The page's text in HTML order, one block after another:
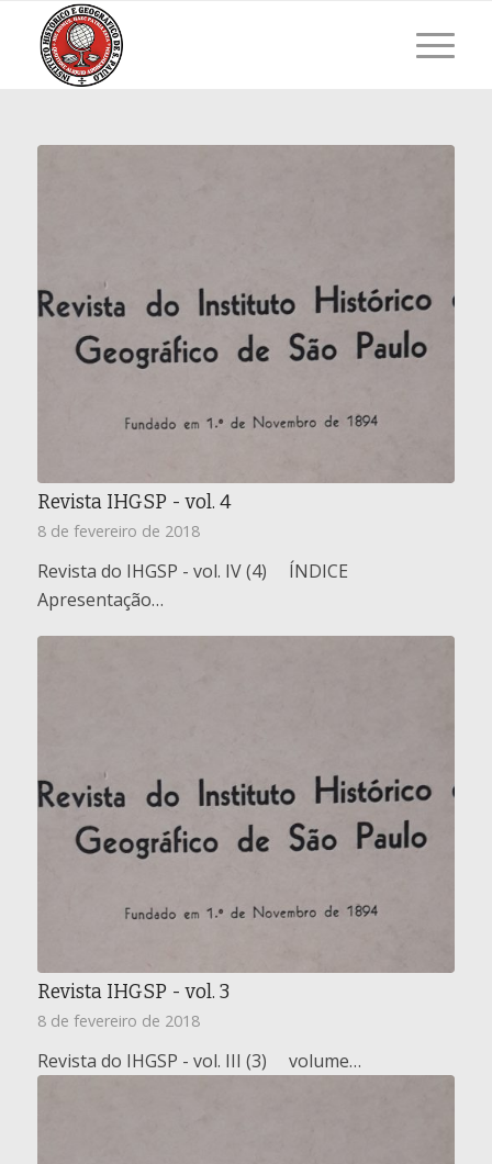
Revista IHGSP - vol. 4
8 de fevereiro de 2018
Revista do IHGSP - vol. IV (4) ÍNDICE
Apresentação…
Revista IHGSP - vol. 3
8 de fevereiro de 2018
Revista do IHGSP - vol. III (3) volume…